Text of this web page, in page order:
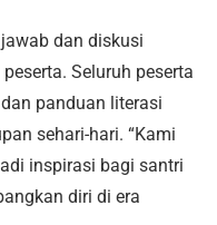
dan diskusi
Seluruh peserta
panduan literasi
sehari-hari. “Kami
inspirasi bagi santri
diri di era